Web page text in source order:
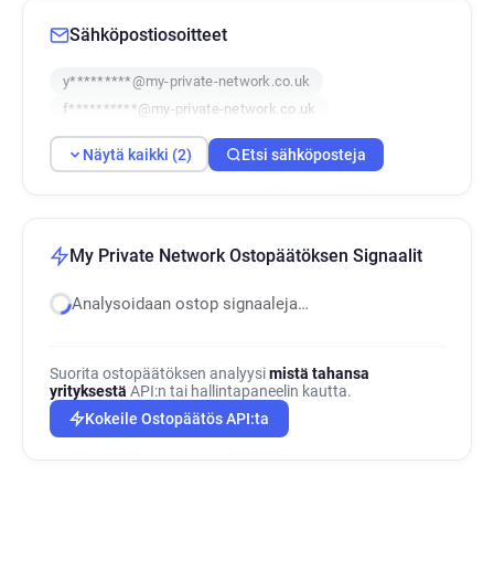
Sähköpostiosoitteet
y*********@my-private-network.co.uk
f**********@my-private-network.co.uk
Näytä kaikki (2) Etsi sähköposteja
My Private Network Ostopäätöksen Signaalit
Analysoidaan ostop signaaleja…
Suorita ostopäätöksen analyysimistä tahansa
yrityksestä API:n tai hallintapaneelin kautta.
Kokeile Ostopäätös API:ta